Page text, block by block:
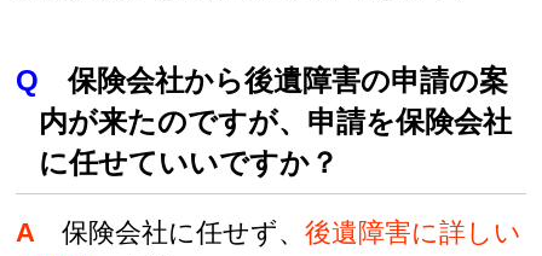
Q 保険会社から後遺障害の申請の案
内が来たのですが、申請を保険会社
に任せていいですか？
A 保険会社に任せず、後遺障害に詳しい